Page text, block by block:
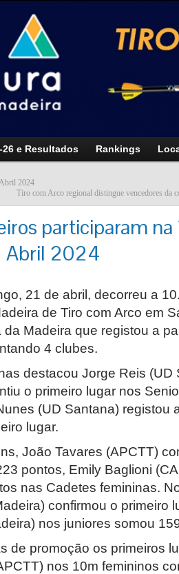
e Resultados Rankings
2024
Tiro com Arco regional distingue vencedores da
participaram na
Abril 2024
21 de abril, decorreu a
de Tiro com Arco em
da Madeira que registou a
4 clubes.
destacou Jorge Reis (UD
o primeiro lugar nos
(UD Santana) registou
lugar.
João Tavares (APCTT)
pontos, Emily Baglioni
nas Cadetes femininas.
confirmou o primeiro
nos juniores somou
de promoção os primeiros
nos 10m femininos